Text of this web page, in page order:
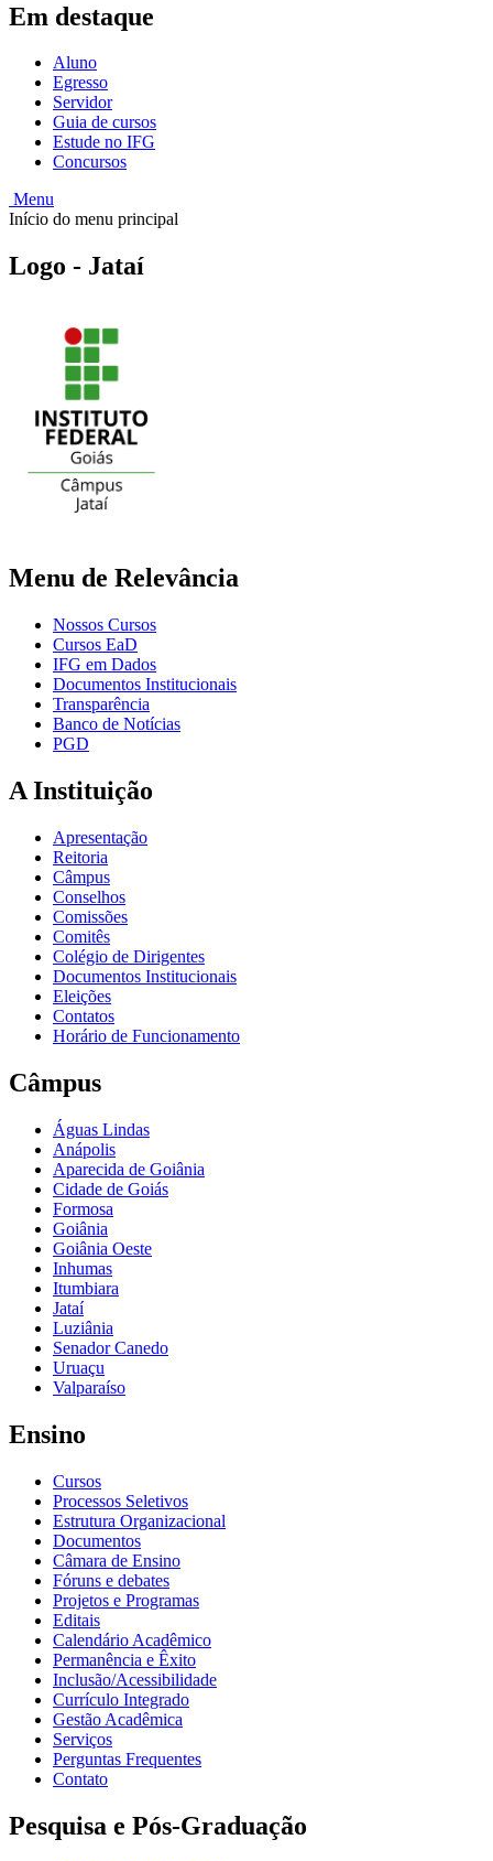
Em destaque
Aluno
Egresso
Servidor
Guia de cursos
Estude no IFG
Concursos
Menu
Início do menu principal
Logo - Jataí
Menu de Relevância
Nossos Cursos
Cursos EaD
IFG em Dados
Documentos Institucionais
Transparência
Banco de Notícias
PGD
A Instituição
Apresentação
Reitoria
Câmpus
Conselhos
Comissões
Comitês
Colégio de Dirigentes
Documentos Institucionais
Eleições
Contatos
Horário de Funcionamento
Câmpus
Águas Lindas
Anápolis
Aparecida de Goiânia
Cidade de Goiás
Formosa
Goiânia
Goiânia Oeste
Inhumas
Itumbiara
Jataí
Luziânia
Senador Canedo
Uruaçu
Valparaíso
Ensino
Cursos
Processos Seletivos
Estrutura Organizacional
Documentos
Câmara de Ensino
Fóruns e debates
Projetos e Programas
Editais
Calendário Acadêmico
Permanência e Êxito
Inclusão/Acessibilidade
Currículo Integrado
Gestão Acadêmica
Serviços
Perguntas Frequentes
Contato
Pesquisa e Pós-Graduação